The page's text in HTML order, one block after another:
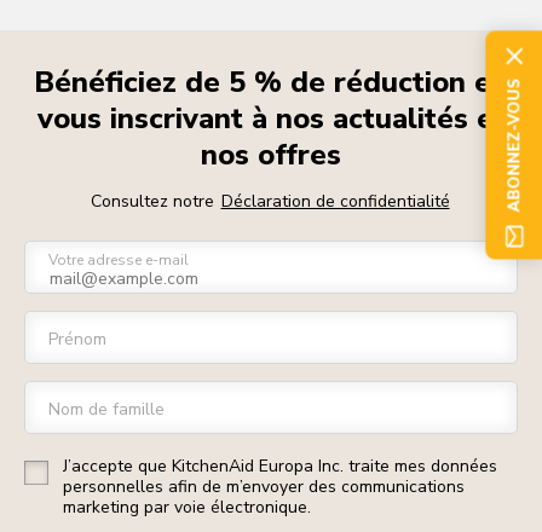
Bénéficiez de 5 % de réduction en
vous inscrivant à nos actualités et
nos offres
Consultez notre Déclaration de confidentialité
Votre adresse e-mail
Prénom
Nom de famille
J’accepte que KitchenAid Europa Inc. traite mes données
personnelles afin de m’envoyer des communications
marketing par voie électronique.
ABONNEZ-VOUS